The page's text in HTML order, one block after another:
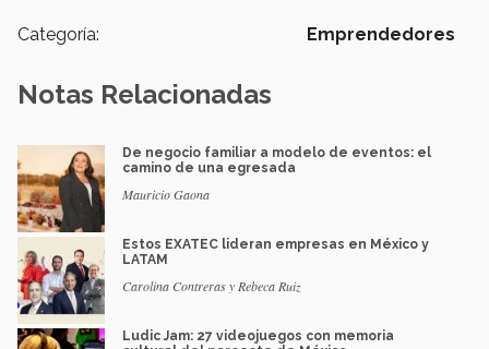
Categoría: Emprendedores
Notas Relacionadas
De negocio familiar a modelo de eventos: el
camino de una egresada
Mauricio Gaona
Estos EXATEC lideran empresas en México y
LATAM
Carolina Contreras y Rebeca Ruiz
Ludic Jam: 27 videojuegos con memoria